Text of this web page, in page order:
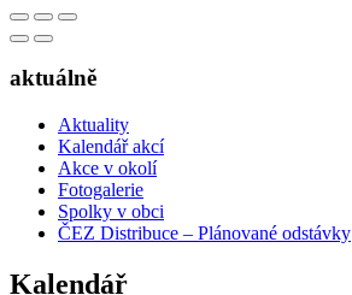
aktuálně
Aktuality
Kalendář akcí
Akce v okolí
Fotogalerie
Spolky v obci
ČEZ Distribuce – Plánované odstávky
Kalendář